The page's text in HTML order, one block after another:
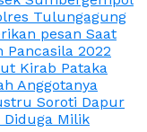
Tulungagung
pesan Saat
Pancasila 2022
Kirab Pataka
Anggotanya
Soroti Dapur
Diduga Milik